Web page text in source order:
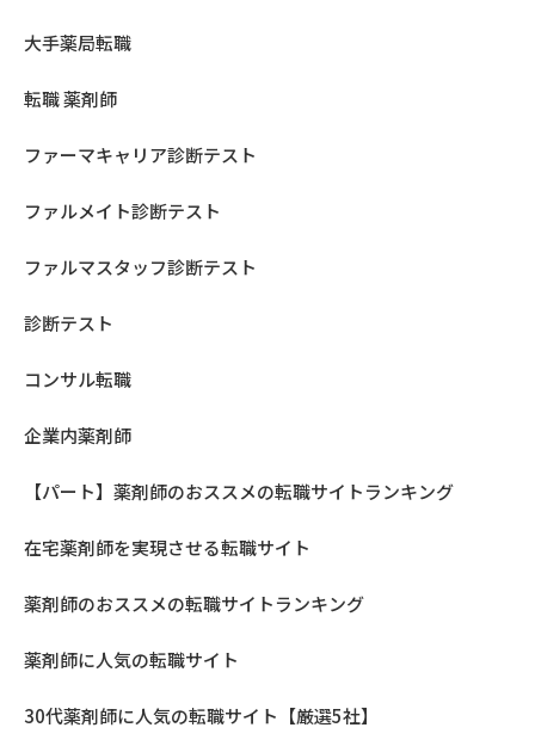
大手薬局転職
転職 薬剤師
ファーマキャリア診断テスト
ファルメイト診断テスト
ファルマスタッフ診断テスト
診断テスト
コンサル転職
企業内薬剤師
【パート】薬剤師のおススメの転職サイトランキング
在宅薬剤師を実現させる転職サイト
薬剤師のおススメの転職サイトランキング
薬剤師に人気の転職サイト
30代薬剤師に人気の転職サイト【厳選5社】